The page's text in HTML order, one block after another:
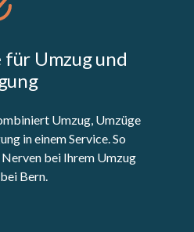
Umzug und
Umzug, Umzüge
in einem Service. So
bei Ihrem Umzug
Bern.